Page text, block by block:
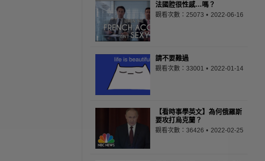
法國腔很性感…嗎？
觀看次數：25073 2022-06-16
請不要難過
觀看次數：33001 2022-01-14
【看時事學英文】為何俄羅斯
要攻打烏克蘭？
觀看次數：36426 2022-02-25